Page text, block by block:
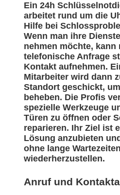
Ein 24h
arbeitet rund um die
Hilfe bei
Wenn man ihre
nehmen möchte, kann
telefonische Anfrage
Kontakt aufnehmen.
Mitarbeiter wird dann
Standort geschickt,
beheben. Die Profis
spezielle Werkzeuge
Türen zu öffnen oder
reparieren. Ihr Ziel ist
Lösung anzubieten
ohne lange Wartezeiten
wiederherzustellen.
Anruf und